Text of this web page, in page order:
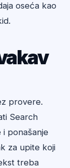
oseća kao
provere.
Search
ponašanje
za upite koji
treba